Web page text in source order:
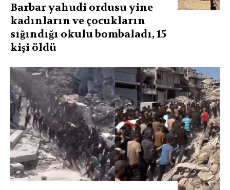
Barbar yahudi ordusu yine
kadınların ve çocukların
sığındığı okulu bombaladı, 15
kişi öldü